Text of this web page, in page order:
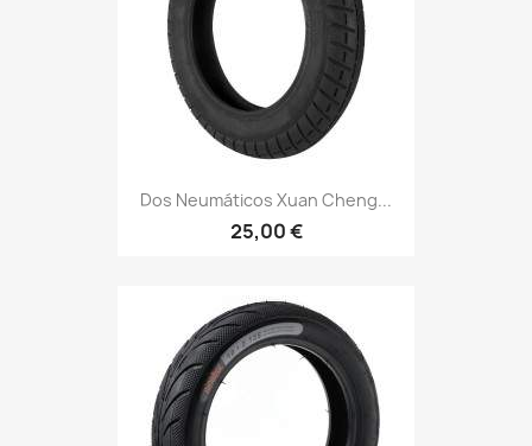
Dos Neumáticos Xuan Cheng...
25,00 €